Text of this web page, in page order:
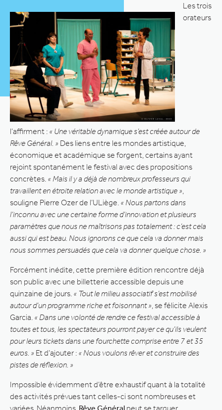
Les trois
orateurs
l’affirment : « Une véritable dynamique s’est créée autour de
Rêve Général. » Des liens entre les mondes artistique,
économique et académique se forgent, certains ayant
rejoint spontanément le festival avec des propositions
concrètes. « Mais il y a déjà de nombreux professeurs qui
travaillent en étroite relation avec le monde artistique »
souligne Pierre Ozer de l’ULiège. « Nous partons dans
l’inconnu avec une certaine forme d’innovation et plusieurs
paramètres que nous ne maîtrisons pas totalement : c’est cela
aussi qui est beau. Nous ignorons ce que cela va donner mais
nous sommes persuadés que cela va donner quelque chose. »
Forcément inédite, cette première édition rencontre déjà
son public avec une billetterie accessible depuis une
quinzaine de jours. « Tout le milieu associatif s’est mobilisé
autour d’un programme riche et foisonnant » , se félicite Alexis
Garcia. « Dans une volonté de rendre ce festival accessible à
toutes et tous, les spectateurs pourront payer ce qu’ils veulent
pour leurs tickets dans une fourchette comprise entre 7 et 35
euros. » Et d’ajouter : « Nous voulons rêver et construire des
pistes de réflexion. »
Impossible évidemment d’être exhaustif quant à la totalité
des activités prévues tant celles-ci sont nombreuses et
variées. Néanmoins, Rêve Général peut se targuer